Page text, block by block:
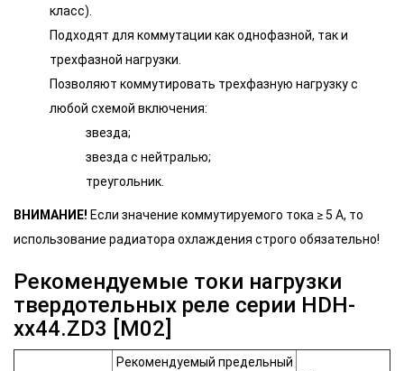
класс).
Подходят для коммутации как однофазной, так и
трехфазной нагрузки.
Позволяют коммутировать трехфазную нагрузку с
любой схемой включения:
звезда;
звезда с нейтралью;
треугольник.
ВНИМАНИЕ! Если значение коммутируемого тока ≥ 5 А, то
использование радиатора охлаждения строго обязательно!
Рекомендуемые токи нагрузки
твердотельных реле серии HDH-
xx44.ZD3 [M02]
Рекомендуемый предельный